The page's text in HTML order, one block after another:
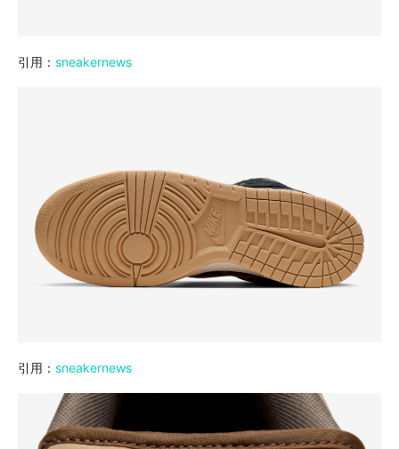
引用： sneakernews
引用： sneakernews